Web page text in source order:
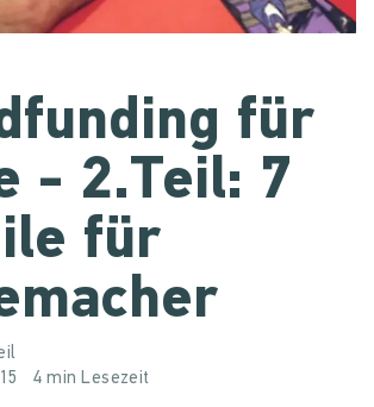
für
- 2.Teil: 7
für
4 min Lesezeit